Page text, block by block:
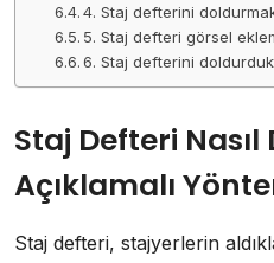
4. Staj defterini
5. Staj defteri görsel
6. Staj defterini
Staj Defteri
Açıklamalı
Staj defteri, stajyerlerin